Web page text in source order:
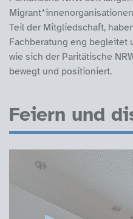
Teil der Mitgliedschaft,
Fachberatung eng begleitet
wie sich der Paritätische
bewegt und positioniert.
Feiern und